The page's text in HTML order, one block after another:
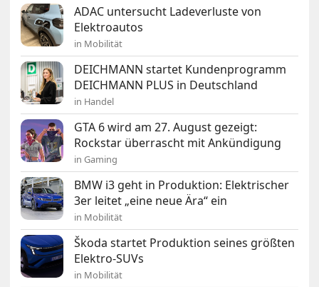
ADAC untersucht Ladeverluste von
Elektroautos
in Mobilität
DEICHMANN startet Kundenprogramm
DEICHMANN PLUS in Deutschland
in Handel
GTA 6 wird am 27. August gezeigt:
Rockstar überrascht mit Ankündigung
in Gaming
BMW i3 geht in Produktion: Elektrischer
3er leitet „eine neue Ära“ ein
in Mobilität
Škoda startet Produktion seines größten
Elektro-SUVs
in Mobilität